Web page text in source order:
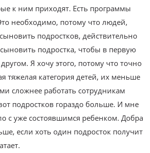
к ним приходят. Есть программы
необходимо, потому что людей,
подростков, действительно
подростка, чтобы в первую
Я хочу этого, потому что точно
тяжелая категория детей, их меньше
сложнее работать сотрудникам
подростков гораздо больше. И мне
с уже состоявшимся ребенком. Добра
если хоть один подросток получит